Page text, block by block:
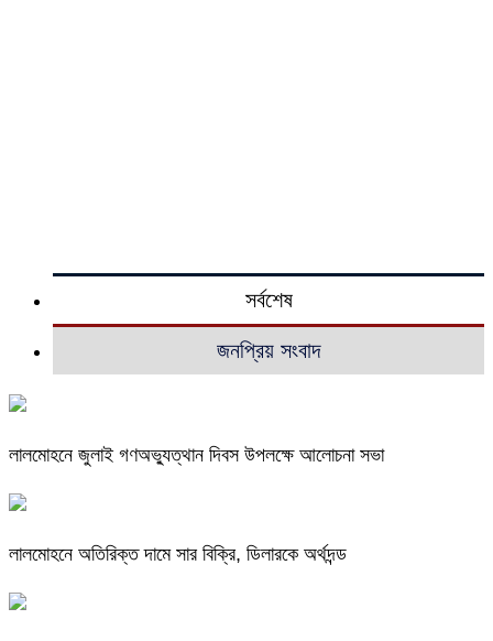
সর্বশেষ
জনপ্রিয় সংবাদ
লালমোহনে জুলাই গণঅভ্যুত্থান দিবস উপলক্ষে আলোচনা সভা
লালমোহনে অতিরিক্ত দামে সার বিক্রি, ডিলারকে অর্থদন্ড